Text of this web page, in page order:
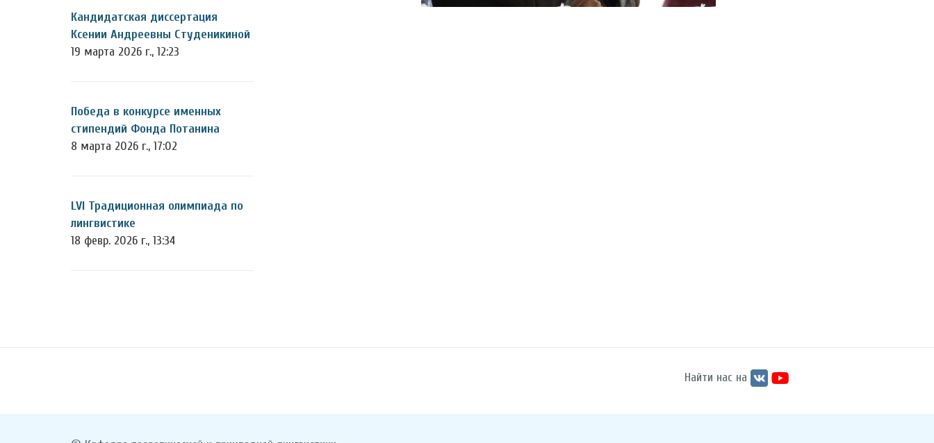
Кандидатская диссертация
Ксении Андреевны Студеникиной
19 марта 2026 г., 12:23
Победа в конкурсе именных
стипендий Фонда Потанина
8 марта 2026 г., 17:02
LVI Традиционная олимпиада по
лингвистике
18 февр. 2026 г., 13:34
Найти нас на